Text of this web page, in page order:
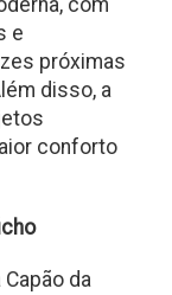
com
e
próximas
disso, a
conforto
da